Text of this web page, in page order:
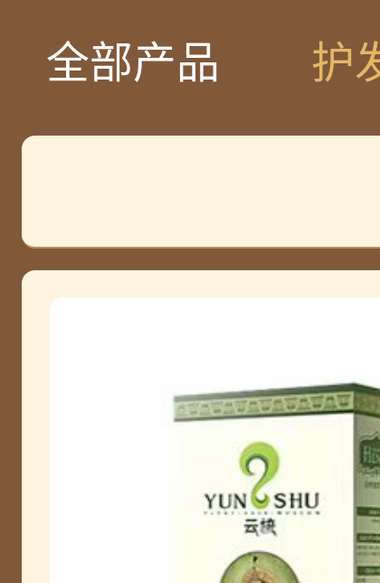
攀枝花
封
北京李老师
北京周老师
北京黄老师
全部产品 护